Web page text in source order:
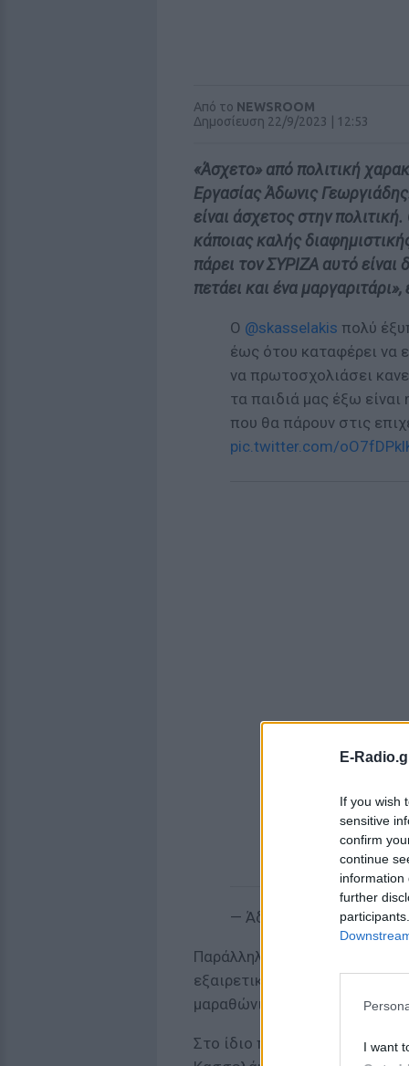
E-
If you wish
sensitive
confirm
continue
information
further
I want
Από το NEWSROOM
Δημοσίευση 22/9/2023 | 12:53
«Άσχετο» από πολιτική
Εργασίας Άδωνις
είναι άσχετος στην
κάποιας καλής
πάρει τον ΣΥΡΙΖΑ αυτό είναι
πετάει και ένα
Ο @skasselakis πολύ
έως ότου καταφέρει να
να πρωτοσχολιάσει
τα παιδιά μας έξω
που θα πάρουν στις
pic.twitter.com/
— Άδωνις Γεωργιάδης
Παράλληλα, ο ίδιος ανέφερε
εξαιρετικά ταλαντούχος.
μαραθώνιος».
Στο ίδιο πλαίσιο,